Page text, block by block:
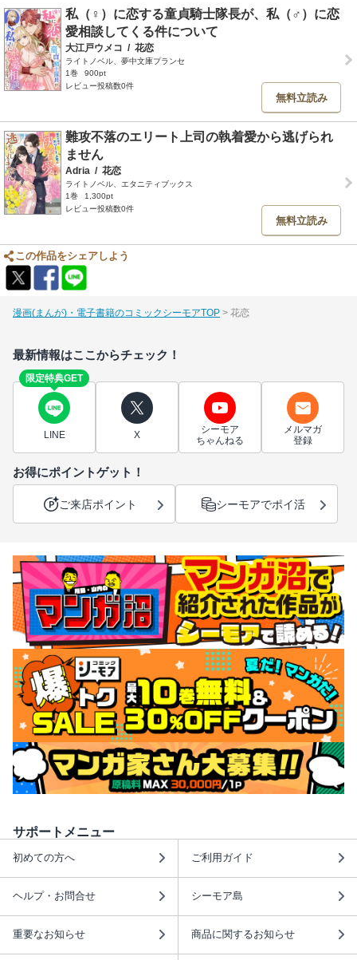
私（♀）に恋する童貞騎士隊長が、私（♂）に恋
愛相談してくる件について
大江戸ウメコ / 花恋
ライトノベル、夢中文庫プランセ
1巻
900pt
レビュー投稿数0件
無料立読み
難攻不落のエリート上司の執着愛から逃げられ
ません
Adria / 花恋
ライトノベル、エタニティブックス
1巻
1,300pt
レビュー投稿数0件
無料立読み
この作品をシェアしよう
漫画(まんが)・電子書籍のコミックシーモアTOP 花恋
最新情報はここからチェック！
限定特典GET
LINE X
シーモア
ちゃんねる
メルマガ
登録
お得にポイントゲット！
ご来店ポイント シーモアでポイ活
サポートメニュー
初めての方へ ご利用ガイド
ヘルプ・お問合せ シーモア島
重要なお知らせ 商品に関するお知らせ